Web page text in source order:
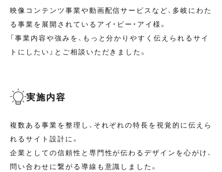
映像コンテンツ事業や動画配信サービスなど、多岐にわた
る事業を展開されているアイ・ピー・アイ様。
「事業内容や強みを、もっと分かりやすく伝えられるサイ
トにしたい」とご相談いただきました。
実施内容
複数ある事業を整理し、それぞれの特長を視覚的に伝えら
れるサイト設計に。
企業としての信頼性と専門性が伝わるデザインを心がけ、
問い合わせに繋がる導線も意識しました。